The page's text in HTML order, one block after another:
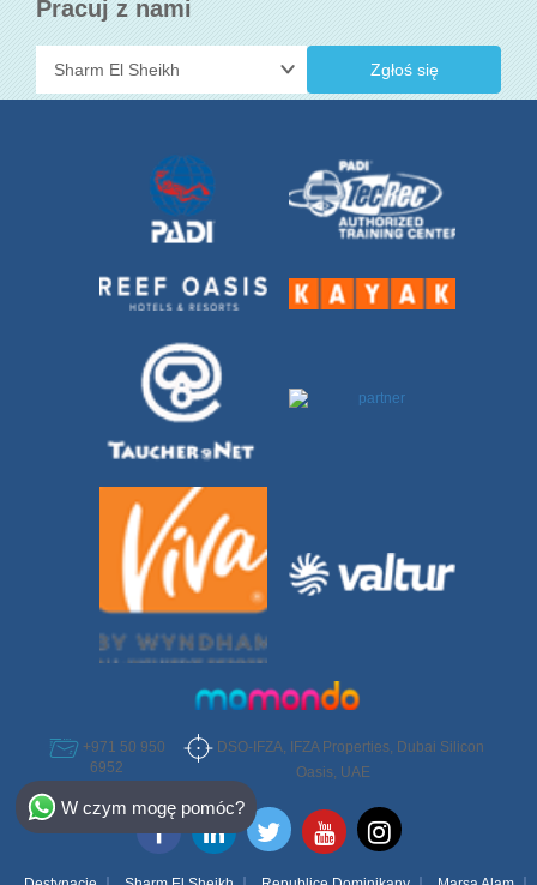
Pracuj z nami
Zgłoś się
+971 50 950
6952
DSO-IFZA, IFZA Properties, Dubai Silicon
Oasis, UAE
W czym mogę pomóc?
Select Destination
Egypt
Bahamas